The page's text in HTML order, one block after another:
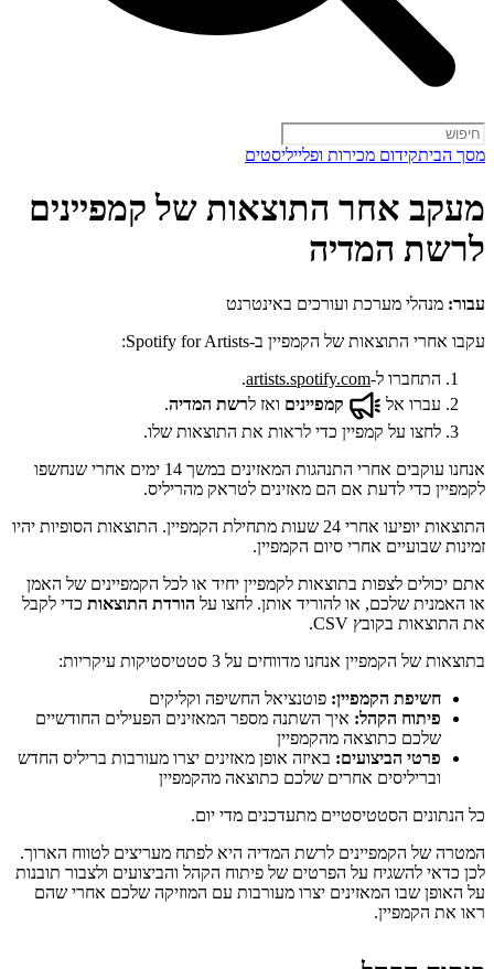
מסך הביתקידום מכירות ופלייליסטים
מעקב אחר התוצאות של קמפיינים
לרשת המדיה
עבור: מנהלי מערכת ועורכים באינטרנט
עקבו אחרי התוצאות של הקמפיין ב-Spotify for Artists:
התחברו ל-artists.spotify.com
.
עברו אל
קמפיינים ואז לרשת המדיה.
לחצו על קמפיין כדי לראות את התוצאות שלו.
אנחנו עוקבים אחרי התנהגות המאזינים במשך 14 ימים אחרי שנחשפו
לקמפיין כדי לדעת אם הם מאזינים לטראק מהריליס.
התוצאות יופיעו אחרי 24 שעות מתחילת הקמפיין. התוצאות הסופיות יהיו
זמינות שבועיים אחרי סיום הקמפיין.
אתם יכולים לצפות בתוצאות לקמפיין יחיד או לכל הקמפיינים של האמן
או האמנית שלכם, או להוריד אותן. לחצו על הורדת התוצאות כדי לקבל
את התוצאות בקובץ CSV.
בתוצאות של הקמפיין אנחנו מדווחים על 3 סטטיסטיקות עיקריות:
חשיפת הקמפיין: פוטנציאל החשיפה וקליקים
פיתוח הקהל: איך השתנה מספר המאזינים הפעילים החודשיים
שלכם כתוצאה מהקמפיין
פרטי הביצועים: באיזה אופן מאזינים יצרו מעורבות בריליס החדש
ובריליסים אחרים שלכם כתוצאה מהקמפיין
כל הנתונים הסטטיסטיים מתעדכנים מדי יום.
המטרה של הקמפיינים לרשת המדיה היא לפתח מעריצים לטווח הארוך.
לכן כדאי להשגיח על הפרטים של פיתוח הקהל והביצועים ולצבור תובנות
על האופן שבו המאזינים יצרו מעורבות עם המוזיקה שלכם אחרי שהם
ראו את הקמפיין.